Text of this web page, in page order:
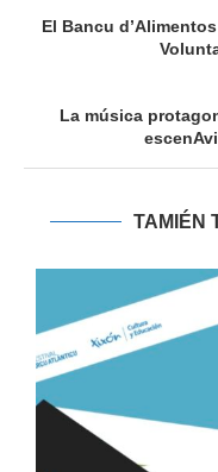
El Bancu
La música
TAMIÉN